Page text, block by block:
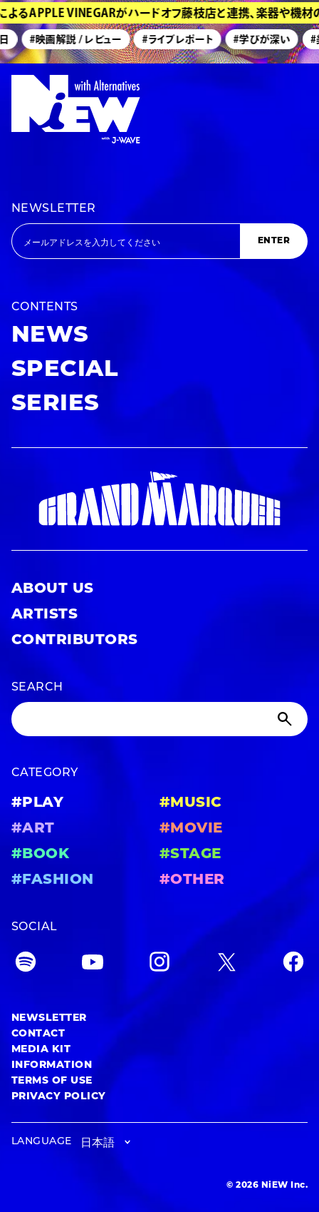
APPLE VINEGARがハードオフ藤枝店と連携、楽器や機材の
#映画解説 / レビュー #ライブレポート #学びが深い #美
NEWSLETTER
ENTER
CONTENTS
NEWS
SPECIAL
SERIES
ABOUT US
ARTISTS
CONTRIBUTORS
SEARCH
CATEGORY
#PLAY
#MUSIC
#ART
#MOVIE
#BOOK
#STAGE
#FASHION
#OTHER
SOCIAL
NEWSLETTER
CONTACT
MEDIA KIT
INFORMATION
TERMS OF USE
PRIVACY POLICY
LANGUAGE
© 2026 NiEW Inc.